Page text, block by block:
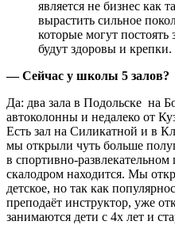
является не бизнес как
вырастить сильное
которые могут постоять
будут здоровы и крепки.
— Сейчас у школы 5 залов?
Да: два зала в Подольске ­ на
автоколонны и недалеко от
Есть зал на Силикатной и в
мы открыли чуть больше
в спортивно­-развлекательном
скалодром находится. Мы
детское, но так как
преподаёт инструктор, уже
занимаются дети с 4­х лет и